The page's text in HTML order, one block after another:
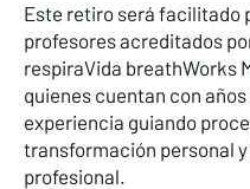
Este retiro será facilitado
profesores acreditados
respiraVida breathWorks
quienes cuentan con años
experiencia guiando
transformación personal
profesional.